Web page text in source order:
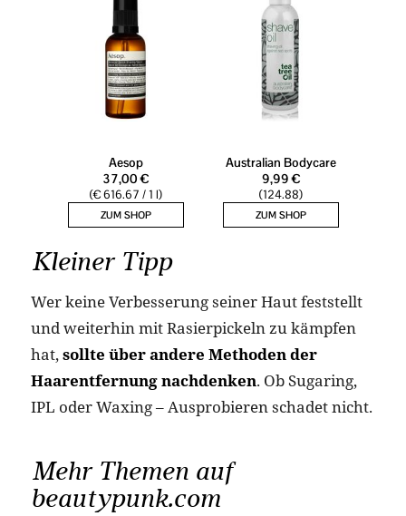
Kleiner Tipp
Wer keine Verbesserung seiner Haut feststellt
und weiterhin mit Rasierpickeln zu kämpfen
hat,sollte über andere Methoden der
Haarentfernung nachdenken. Ob Sugaring,
IPL oder Waxing – Ausprobieren schadet nicht.
Mehr Themen auf
beautypunk.com